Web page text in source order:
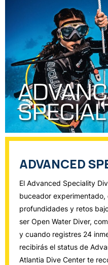
ADVANCED
El Advanced Speciality
buceador
profundidades y retos
ser Open Water Diver,
y cuando registres 24
recibirás el status de
Atlantia Dive Center te